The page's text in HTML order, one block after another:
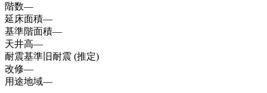
階数—
延床面積—
基準階面積—
天井高—
耐震基準 旧耐震 (推定)
改修—
用途地域—